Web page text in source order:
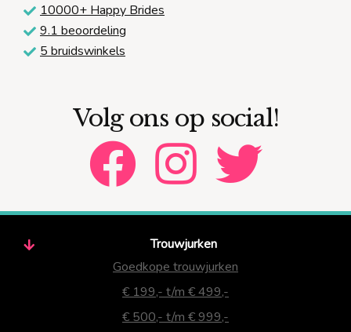
10000+ Happy Brides
9.1 beoordeling
5 bruidswinkels
Volg ons op social!
Trouwjurken
Goedkope trouwjurken
€ 199,- t/m € 499,-
€ 500,- t/m € 999,-